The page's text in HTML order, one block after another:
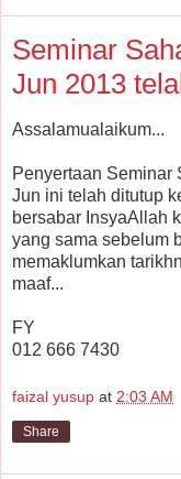
Seminar
Jun 2013
Assalamualaikum...
Penyertaan Seminar
Jun ini telah ditutup
bersabar InsyaAllah
yang sama sebelum
memaklumkan
maaf...
FY
012 666 7430
faizal yusup at 2:03 AM
Share